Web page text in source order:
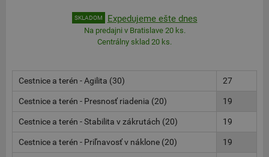
SKLADOM Expedujeme ešte dnes
Na predajni v Bratislave 20 ks.
Centrálny sklad 20 ks.
Cestnice a terén - Agilita (30) 27
Cestnice a terén - Presnosť riadenia (20) 19
Cestnice a terén - Stabilita v zákrutách (20) 19
Cestnice a terén - Priľnavosť v náklone (20) 19